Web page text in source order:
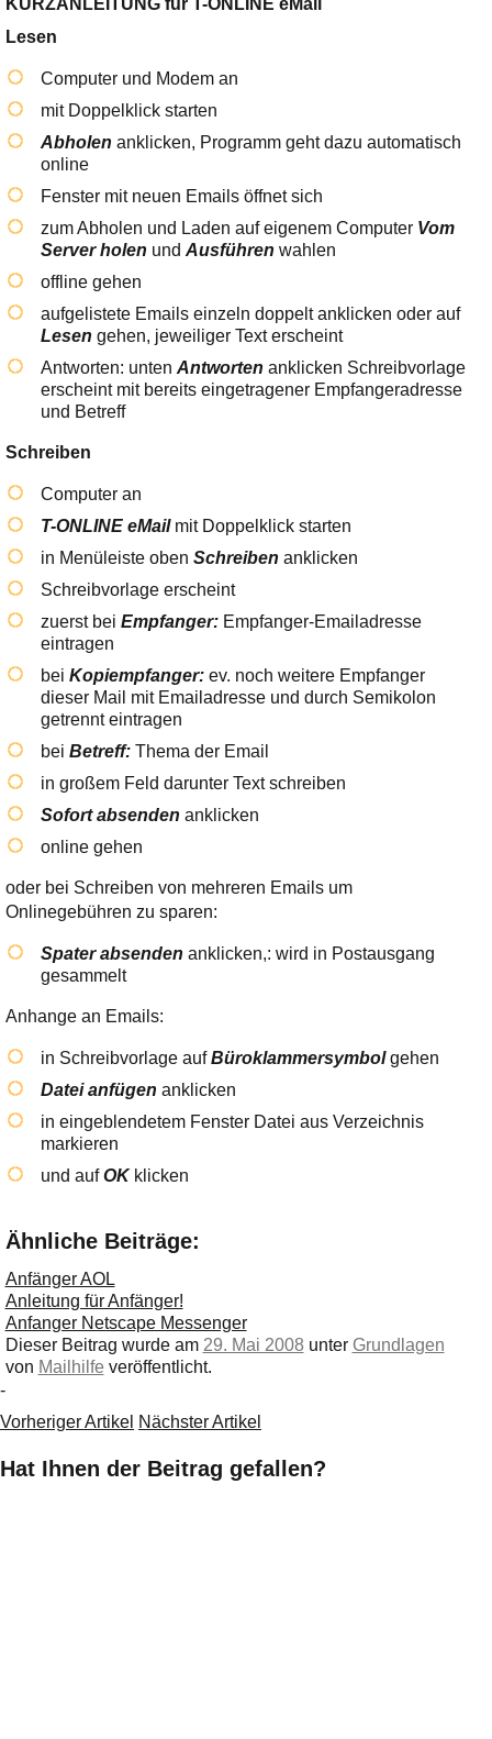
KURZANLEITUNG für T-ONLINE eMail
Lesen
Computer und Modem an
mit Doppelklick starten
Abholen anklicken, Programm geht dazu automatisch
online
Fenster mit neuen Emails öffnet sich
zum Abholen und Laden auf eigenem Computer Vom
Server holen und Ausführen wahlen
offline gehen
aufgelistete Emails einzeln doppelt anklicken oder auf
Lesen gehen, jeweiliger Text erscheint
Antworten: unten Antworten anklicken Schreibvorlage
erscheint mit bereits eingetragener Empfangeradresse
und Betreff
Schreiben
Computer an
T-ONLINE eMail mit Doppelklick starten
in Menüleiste oben Schreiben anklicken
Schreibvorlage erscheint
zuerst bei Empfanger:Empfanger-Emailadresse
eintragen
bei Kopiempfanger: ev. noch weitere Empfanger
dieser Mail mit Emailadresse und durch Semikolon
getrennt eintragen
bei Betreff:Thema der Email
in großem Feld darunter Text schreiben
Sofort absenden anklicken
online gehen
oder bei Schreiben von mehreren Emails um
Onlinegebühren zu sparen:
Spater absenden anklicken,: wird in Postausgang
gesammelt
Anhange an Emails:
in Schreibvorlage aufBüroklammersymbolgehen
Datei anfügen anklicken
in eingeblendetem Fenster Datei aus Verzeichnis
markieren
und aufOKklicken
Ähnliche Beiträge:
Anfänger AOL
Anleitung für Anfänger!
Anfanger Netscape Messenger
Dieser Beitrag wurde am 29. Mai 2008 unter Grundlagen
von Mailhilfe veröffentlicht.
-
Vorheriger Artikel Nächster Artikel
Hat Ihnen der Beitrag gefallen?